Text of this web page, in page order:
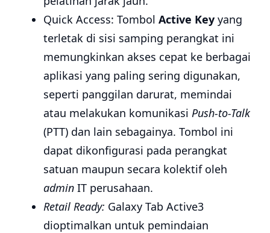
Quick Access: Tombol Active Key yang
terletak di sisi samping perangkat ini
memungkinkan akses cepat ke berbagai
aplikasi yang paling sering digunakan,
seperti panggilan darurat, memindai
atau melakukan komunikasi Push-to-Talk
(PTT) dan lain sebagainya. Tombol ini
dapat dikonfigurasi pada perangkat
satuan maupun secara kolektif oleh
admin IT perusahaan.
Retail Ready: Galaxy Tab Active3
dioptimalkan untuk pemindaian